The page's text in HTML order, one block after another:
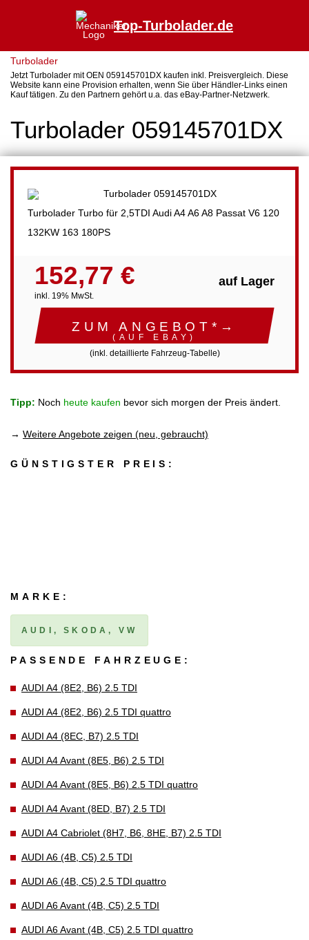
Top-Turbolader.de
Turbolader
Jetzt Turbolader mit OEN 059145701DX kaufen inkl. Preisvergleich. Diese
Website kann eine Provision erhalten, wenn Sie über Händler-Links einen
Kauf tätigen. Zu den Partnern gehört u.a. das eBay-Partner-Netzwerk.
Turbolader 059145701DX
Turbolader Turbo für 2,5TDI Audi A4 A6 A8 Passat V6 120
132KW 163 180PS
152,77 €
inkl. 19% MwSt.
auf Lager
ZUM ANGEBOT*→
(AUF EBAY)
(inkl. detaillierte Fahrzeug-Tabelle)
Tipp: Noch heute kaufen bevor sich morgen der Preis ändert.
→ Weitere Angebote zeigen (neu, gebraucht)
GÜNSTIGSTER PREIS:
MARKE:
AUDI, SKODA, VW
PASSENDE FAHRZEUGE:
AUDI A4 (8E2, B6) 2.5 TDI
AUDI A4 (8E2, B6) 2.5 TDI quattro
AUDI A4 (8EC, B7) 2.5 TDI
AUDI A4 Avant (8E5, B6) 2.5 TDI
AUDI A4 Avant (8E5, B6) 2.5 TDI quattro
AUDI A4 Avant (8ED, B7) 2.5 TDI
AUDI A4 Cabriolet (8H7, B6, 8HE, B7) 2.5 TDI
AUDI A6 (4B, C5) 2.5 TDI
AUDI A6 (4B, C5) 2.5 TDI quattro
AUDI A6 Avant (4B, C5) 2.5 TDI
AUDI A6 Avant (4B, C5) 2.5 TDI quattro